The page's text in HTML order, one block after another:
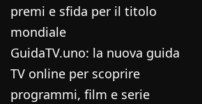
premi e sfida per il titolo
mondiale
GuidaTV.uno: la nuova guida
TV online per scoprire
programmi, film e serie